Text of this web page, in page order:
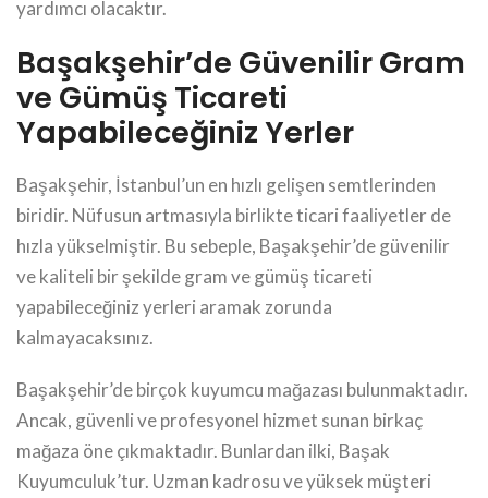
yardımcı olacaktır.
Başakşehir’de Güvenilir Gram
ve Gümüş Ticareti
Yapabileceğiniz Yerler
Başakşehir, İstanbul’un en hızlı gelişen semtlerinden
biridir. Nüfusun artmasıyla birlikte ticari faaliyetler de
hızla yükselmiştir. Bu sebeple, Başakşehir’de güvenilir
ve kaliteli bir şekilde gram ve gümüş ticareti
yapabileceğiniz yerleri aramak zorunda
kalmayacaksınız.
Başakşehir’de birçok kuyumcu mağazası bulunmaktadır.
Ancak, güvenli ve profesyonel hizmet sunan birkaç
mağaza öne çıkmaktadır. Bunlardan ilki, Başak
Kuyumculuk’tur. Uzman kadrosu ve yüksek müşteri